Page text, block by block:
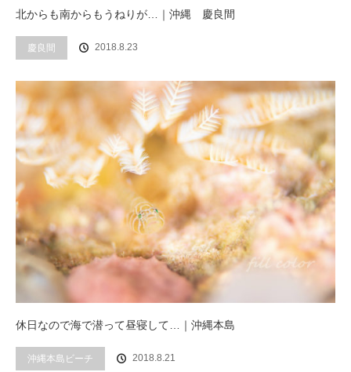
北からも南からもうねりが…｜沖縄 慶良間
慶良間 2018.8.23
休日なので海で潜って昼寝して…｜沖縄本島
沖縄本島ビーチ 2018.8.21